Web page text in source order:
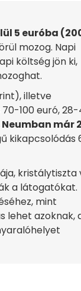
5 euróba
mozog. Napi
költség jön ki,
illetve
100 euró,
már
kikapcsolódás
kristálytiszta
a látogatókat.
mint
lehet azoknak,